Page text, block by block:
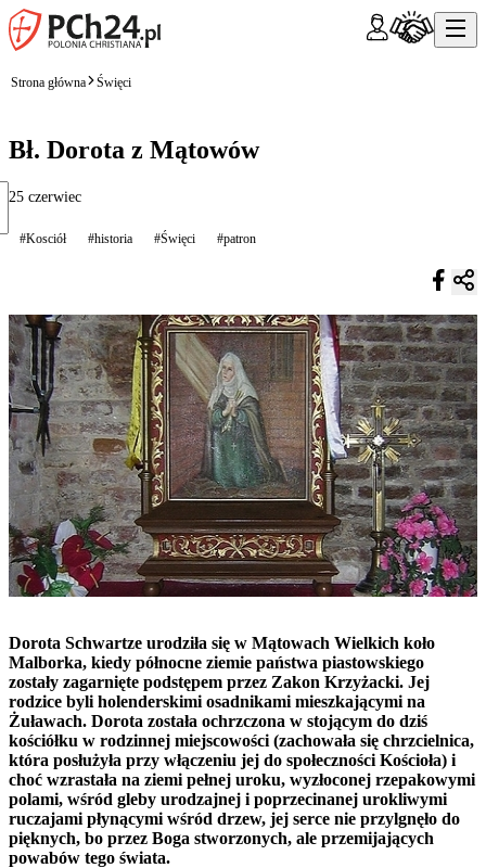
Strona główna Święci
Bł. Dorota z Mątowów
25 czerwiec
#Kosciół #historia #Święci #patron
Dorota Schwartze urodziła się w Mątowach Wielkich koło
Malborka, kiedy północne ziemie państwa piastowskiego
zostały zagarnięte podstępem przez Zakon Krzyżacki. Jej
rodzice byli holenderskimi osadnikami mieszkającymi na
Żuławach. Dorota została ochrzczona w stojącym do dziś
kościółku w rodzinnej miejscowości (zachowała się chrzcielnica,
która posłużyła przy włączeniu jej do społeczności Kościoła) i
choć wzrastała na ziemi pełnej uroku, wyzłoconej rzepakowymi
polami, wśród gleby urodzajnej i poprzecinanej urokliwymi
ruczajami płynącymi wśród drzew, jej serce nie przylgnęło do
pięknych, bo przez Boga stworzonych, ale przemijających
powabów tego świata.